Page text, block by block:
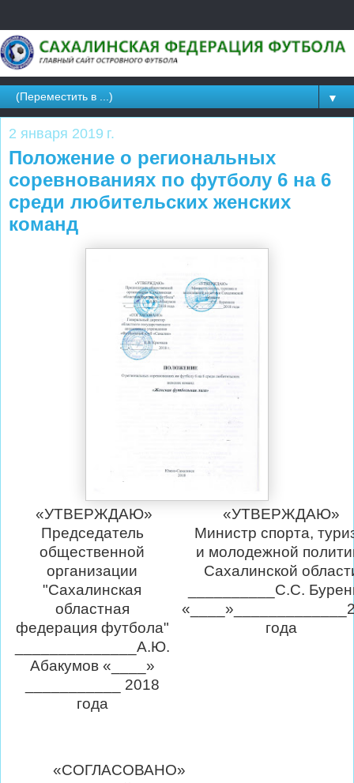
▼
2 января 2019 г.
Положение о региональных
соревнованиях по футболу 6 на 6
среди любительских женских
команд
«УТВЕРЖДАЮ»
Председатель
общественной
организации
"Сахалинская
областная
федерация футбола"
______________А.Ю.
Абакумов «____»
___________ 2018
года
«УТВЕРЖДАЮ»
Министр спорта,
и молодежной
Сахалинской
__________С.С.
года
«СОГЛАСОВАНО»